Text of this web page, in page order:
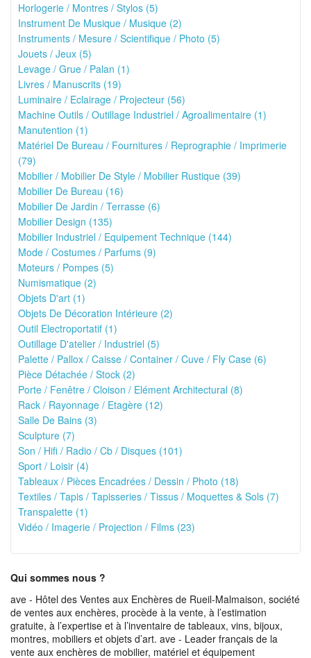
Horlogerie / Montres / Stylos (5)
Instrument De Musique / Musique (2)
Instruments / Mesure / Scientifique / Photo (5)
Jouets / Jeux (5)
Levage / Grue / Palan (1)
Livres / Manuscrits (19)
Luminaire / Eclairage / Projecteur (56)
Machine Outils / Outillage Industriel / Agroalimentaire (1)
Manutention (1)
Matériel De Bureau / Fournitures / Reprographie / Imprimerie
(79)
Mobilier / Mobilier De Style / Mobilier Rustique (39)
Mobilier De Bureau (16)
Mobilier De Jardin / Terrasse (6)
Mobilier Design (135)
Mobilier Industriel / Equipement Technique (144)
Mode / Costumes / Parfums (9)
Moteurs / Pompes (5)
Numismatique (2)
Objets D'art (1)
Objets De Décoration Intérieure (2)
Outil Electroportatif (1)
Outillage D'atelier / Industriel (5)
Palette / Pallox / Caisse / Container / Cuve / Fly Case (6)
Pièce Détachée / Stock (2)
Porte / Fenêtre / Cloison / Elément Architectural (8)
Rack / Rayonnage / Etagère (12)
Salle De Bains (3)
Sculpture (7)
Son / Hifi / Radio / Cb / Disques (101)
Sport / Loisir (4)
Tableaux / Pièces Encadrées / Dessin / Photo (18)
Textiles / Tapis / Tapisseries / Tissus / Moquettes & Sols (7)
Transpalette (1)
Vidéo / Imagerie / Projection / Films (23)
Qui sommes nous ?
ave - Hôtel des Ventes aux Enchères de Rueil-Malmaison, société
de ventes aux enchères, procède à la vente, à l’estimation
gratuite, à l’expertise et à l’inventaire de tableaux, vins, bijoux,
montres, mobiliers et objets d’art. ave - Leader français de la
vente aux enchères de mobilier, matériel et équipement